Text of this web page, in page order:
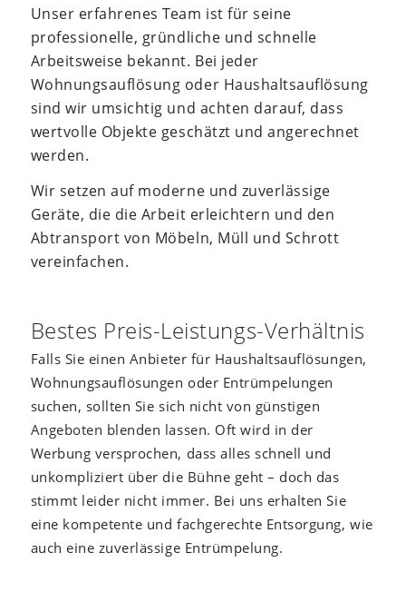
Unser erfahrenes Team ist für seine
professionelle, gründliche und schnelle
Arbeitsweise bekannt. Bei jeder
Wohnungsauflösung oder Haushaltsauflösung
sind wir umsichtig und achten darauf, dass
wertvolle Objekte geschätzt und angerechnet
werden.
Wir setzen auf moderne und zuverlässige
Geräte, die die Arbeit erleichtern und den
Abtransport von Möbeln, Müll und Schrott
vereinfachen.
Bestes Preis-Leistungs-Verhältnis
Falls Sie einen Anbieter für Haushaltsauflösungen,
Wohnungsauflösungen oder Entrümpelungen
suchen, sollten Sie sich nicht von günstigen
Angeboten blenden lassen. Oft wird in der
Werbung versprochen, dass alles schnell und
unkompliziert über die Bühne geht – doch das
stimmt leider nicht immer. Bei uns erhalten Sie
eine kompetente und fachgerechte Entsorgung, wie
auch eine zuverlässige Entrümpelung.